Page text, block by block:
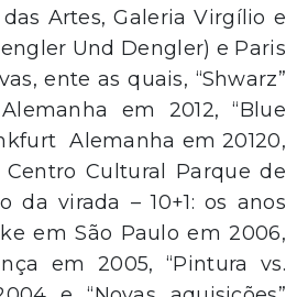
Artes, Galeria Virgílio e
Und Dengler) e Paris
ente as quais, “Shwarz”
em 2012, “Blue
Alemanha em 20120,
Cultural Parque de
da virada – 10+1: os anos
em São Paulo em 2006,
em 2005, “Pintura vs.